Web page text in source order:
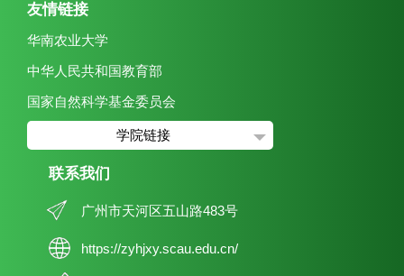
友情链接
华南农业大学
中华人民共和国教育部
国家自然科学基金委员会
学院链接
联系我们
广州市天河区五山路483号
https://zyhjxy.scau.edu.cn/